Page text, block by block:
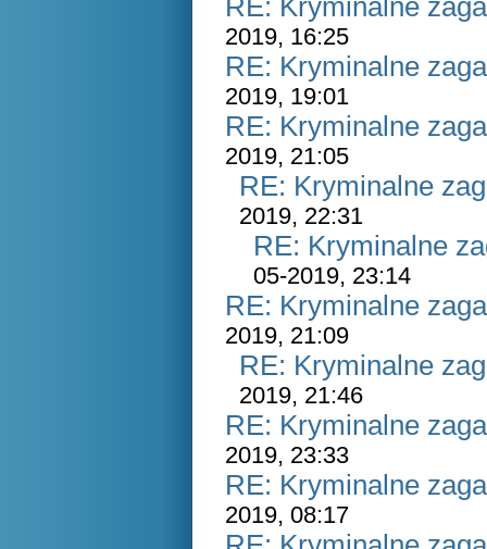
RE: Kryminalne
2019, 16:25
RE: Kryminalne
2019, 19:01
RE: Kryminalne
2019, 21:05
RE: Kryminalne
2019, 22:31
RE: Kryminalne
05-2019, 23:14
RE: Kryminalne
2019, 21:09
RE: Kryminalne
2019, 21:46
RE: Kryminalne
2019, 23:33
RE: Kryminalne
2019, 08:17